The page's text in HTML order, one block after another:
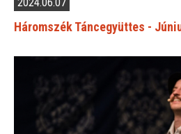
Háromszék Táncegyüttes -